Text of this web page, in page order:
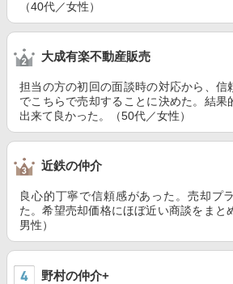
（40代／女性）
大成有楽不動産販売
担当の方の初回の面談時の対応から、信
でこちらで売却することに決めた。結果
出来て良かった。（50代／女性）
近鉄の仲介
良心的丁寧で信頼感があった。売却プ
た。希望売却価格にほぼ近い商談をまと
男性）
野村の仲介+